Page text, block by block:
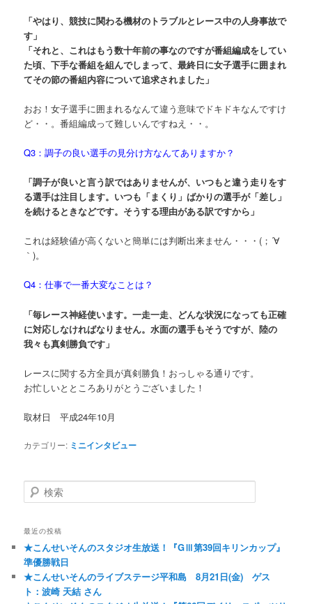
「やはり、競技に関わる機材のトラブルとレース中の人身事故で
す」
「それと、これはもう数十年前の事なのですが番組編成をしてい
た頃、下手な番組を組んでしまって、最終日に女子選手に囲まれ
てその節の番組内容について追求されました」
おお！女子選手に囲まれるなんて違う意味でドキドキなんですけ
ど・・。番組編成って難しいんですねえ・・。
Q3：調子の良い選手の見分け方なんてありますか？
「調子が良いと言う訳ではありませんが、いつもと違う走りをす
る選手は注目します。いつも「まくり」ばかりの選手が「差し」
を続けるときなどです。そうする理由がある訳ですから」
これは経験値が高くないと簡単には判断出来ません・・・(；´∀
｀)。
Q4：仕事で一番大変なことは？
「毎レース神経使います。一走一走、どんな状況になっても正確
に対応しなければなりません。水面の選手もそうですが、陸の
我々も真剣勝負です」
レースに関する方全員が真剣勝負！おっしゃる通りです。
お忙しいとところありがとうございました！
取材日 平成24年10月
カテゴリー: ミニインタビュー
検索
最近の投稿
★こんせいそんのスタジオ生放送！『GⅢ第39回キリンカップ』
準優勝戦日
★こんせいそんのライブステージ平和島 8月21日(金) ゲス
ト：波崎 天結 さん